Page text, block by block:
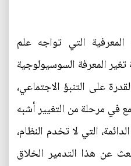
التي تواجه علم
المعرفة السوسيولوجية
على التنبؤ الاجتماعي،
في مرحلة من التغيير أشبه
التي لا تخدم النظام،
عن هذا التدمير الخلاق